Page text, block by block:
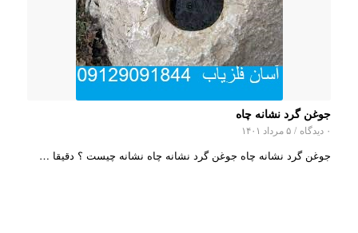
جوغن گرد نشانه چاه
۰ دیدگاه / ۵ مرداد ۱۴۰۱
جوغن گرد نشانه چاه جوغن گرد نشانه چاه نشانه چیست ؟ دقیقا …